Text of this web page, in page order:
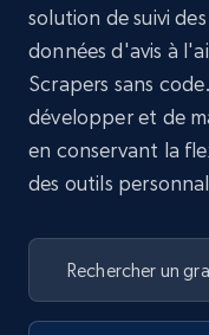
solution de suivi
données d'avis à
Scrapers sans
développer et de
en conservant la
des outils